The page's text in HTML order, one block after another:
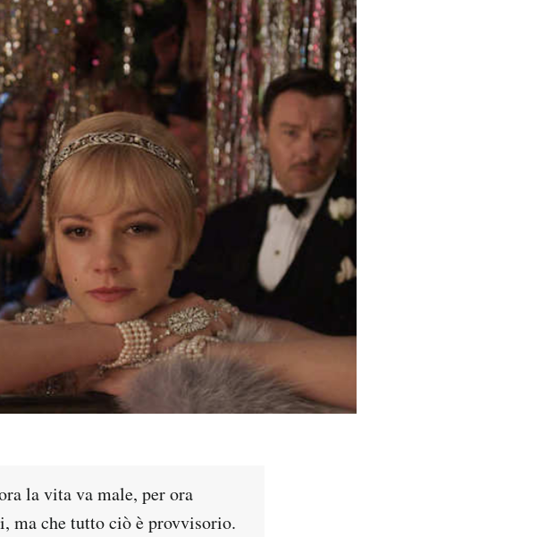
la vita va male, per ora
ma che tutto ciò è provvisorio.